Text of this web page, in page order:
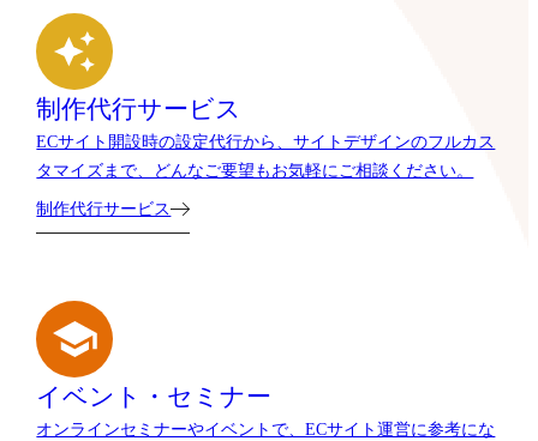
制作代行サービス
ECサイト開設時の設定代行から、サイトデザインのフルカス
タマイズまで、どんなご要望もお気軽にご相談ください。
制作代行サービス
イベント・セミナー
オンラインセミナーやイベントで、ECサイト運営に参考にな